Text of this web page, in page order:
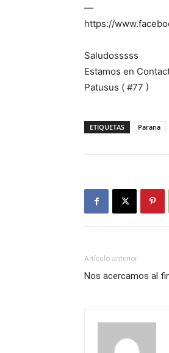
—
https://
Saludosssss
Estamos en
Patusus ( #77 )
ETIQUETAS Parana
Artículo anterior
Nos acercamos al